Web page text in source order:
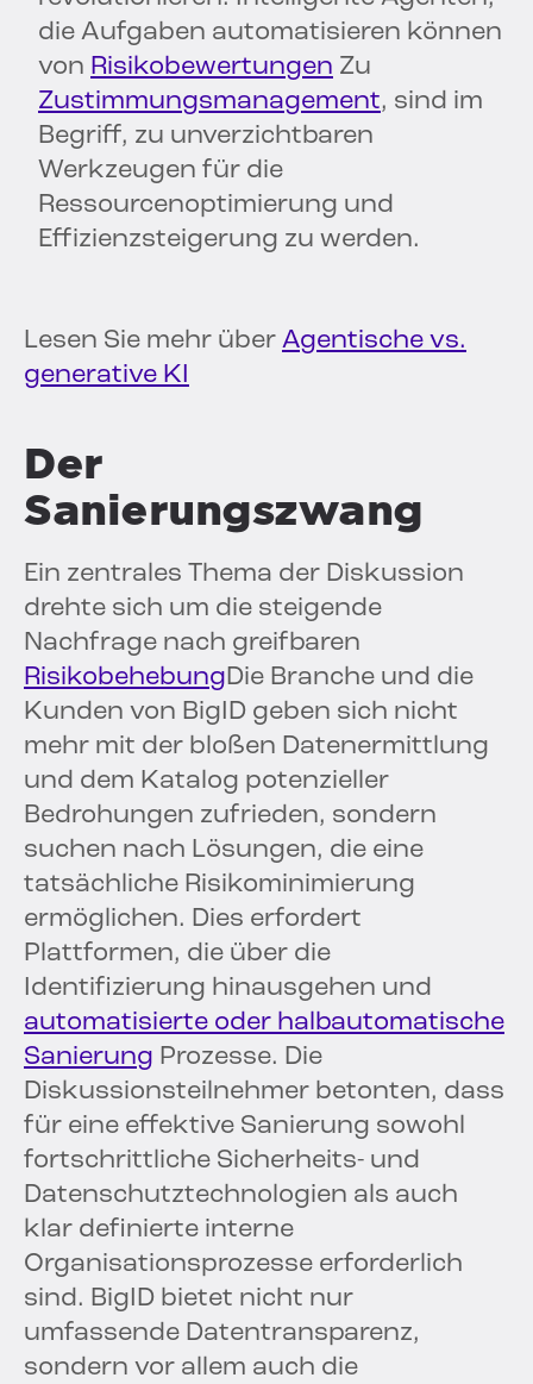
die Aufgaben automatisieren können
von Risikobewertungen Zu
Zustimmungsmanagement, sind im
Begriff, zu unverzichtbaren
Werkzeugen für die
Ressourcenoptimierung und
Effizienzsteigerung zu werden.
Lesen Sie mehr über Agentische vs.
generative KI
Der
Sanierungszwang
Ein zentrales Thema der Diskussion
drehte sich um die steigende
Nachfrage nach greifbaren
RisikobehebungDie Branche und die
Kunden von BigID geben sich nicht
mehr mit der bloßen Datenermittlung
und dem Katalog potenzieller
Bedrohungen zufrieden, sondern
suchen nach Lösungen, die eine
tatsächliche Risikominimierung
ermöglichen. Dies erfordert
Plattformen, die über die
Identifizierung hinausgehen und
automatisierte oder halbautomatische
Sanierung Prozesse. Die
Diskussionsteilnehmer betonten, dass
für eine effektive Sanierung sowohl
fortschrittliche Sicherheits- und
Datenschutztechnologien als auch
klar definierte interne
Organisationsprozesse erforderlich
sind. BigID bietet nicht nur
umfassende Datentransparenz,
sondern vor allem auch die